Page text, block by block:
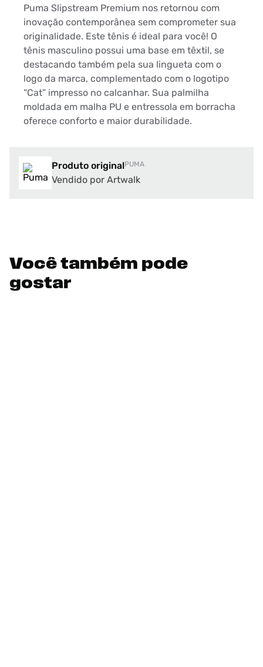
Puma Slipstream Premium nos retornou com
inovação contemporânea sem comprometer sua
originalidade. Este tênis é ideal para você! O
tênis masculino possui uma base em têxtil, se
destacando também pela sua lingueta com o
logo da marca, complementado com o logotipo
“Cat” impresso no calcanhar. Sua palmilha
moldada em malha PU e entressola em borracha
oferece conforto e maior durabilidade.
Produto originalPUMA
Vendido por Artwalk
Você também pode
gostar